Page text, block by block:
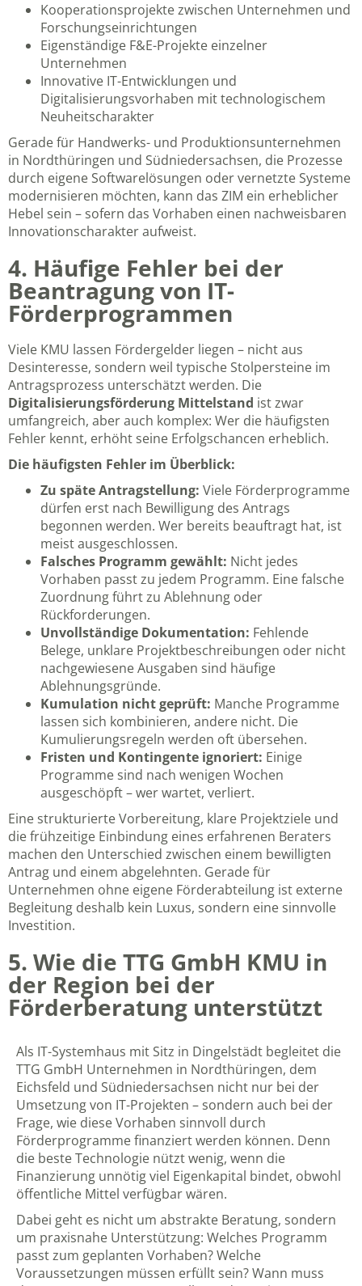
Kooperationsprojekte zwischen Unternehmen und
Forschungseinrichtungen
Eigenständige F&E-Projekte einzelner
Unternehmen
Innovative IT-Entwicklungen und
Digitalisierungsvorhaben mit technologischem
Neuheitscharakter
Gerade für Handwerks- und Produktionsunternehmen
in Nordthüringen und Südniedersachsen, die Prozesse
durch eigene Softwarelösungen oder vernetzte Systeme
modernisieren möchten, kann das ZIM ein erheblicher
Hebel sein – sofern das Vorhaben einen nachweisbaren
Innovationscharakter aufweist.
4. Häufige Fehler bei der
Beantragung von IT-
Förderprogrammen
Viele KMU lassen Fördergelder liegen – nicht aus
Desinteresse, sondern weil typische Stolpersteine im
Antragsprozess unterschätzt werden. Die
Digitalisierungsförderung Mittelstand ist zwar
umfangreich, aber auch komplex: Wer die häufigsten
Fehler kennt, erhöht seine Erfolgschancen erheblich.
Die häufigsten Fehler im Überblick:
Zu späte Antragstellung: Viele Förderprogramme
dürfen erst nach Bewilligung des Antrags
begonnen werden. Wer bereits beauftragt hat, ist
meist ausgeschlossen.
Falsches Programm gewählt: Nicht jedes
Vorhaben passt zu jedem Programm. Eine falsche
Zuordnung führt zu Ablehnung oder
Rückforderungen.
Unvollständige Dokumentation: Fehlende
Belege, unklare Projektbeschreibungen oder nicht
nachgewiesene Ausgaben sind häufige
Ablehnungsgründe.
Kumulation nicht geprüft: Manche Programme
lassen sich kombinieren, andere nicht. Die
Kumulierungsregeln werden oft übersehen.
Fristen und Kontingente ignoriert: Einige
Programme sind nach wenigen Wochen
ausgeschöpft – wer wartet, verliert.
Eine strukturierte Vorbereitung, klare Projektziele und
die frühzeitige Einbindung eines erfahrenen Beraters
machen den Unterschied zwischen einem bewilligten
Antrag und einem abgelehnten. Gerade für
Unternehmen ohne eigene Förderabteilung ist externe
Begleitung deshalb kein Luxus, sondern eine sinnvolle
Investition.
5. Wie die TTG GmbH KMU in
der Region bei der
Förderberatung unterstützt
Als IT-Systemhaus mit Sitz in Dingelstädt begleitet die
TTG GmbH Unternehmen in Nordthüringen, dem
Eichsfeld und Südniedersachsen nicht nur bei der
Umsetzung von IT-Projekten – sondern auch bei der
Frage, wie diese Vorhaben sinnvoll durch
Förderprogramme finanziert werden können. Denn
die beste Technologie nützt wenig, wenn die
Finanzierung unnötig viel Eigenkapital bindet, obwohl
öffentliche Mittel verfügbar wären.
Dabei geht es nicht um abstrakte Beratung, sondern
um praxisnahe Unterstützung: Welches Programm
passt zum geplanten Vorhaben? Welche
Voraussetzungen müssen erfüllt sein? Wann muss